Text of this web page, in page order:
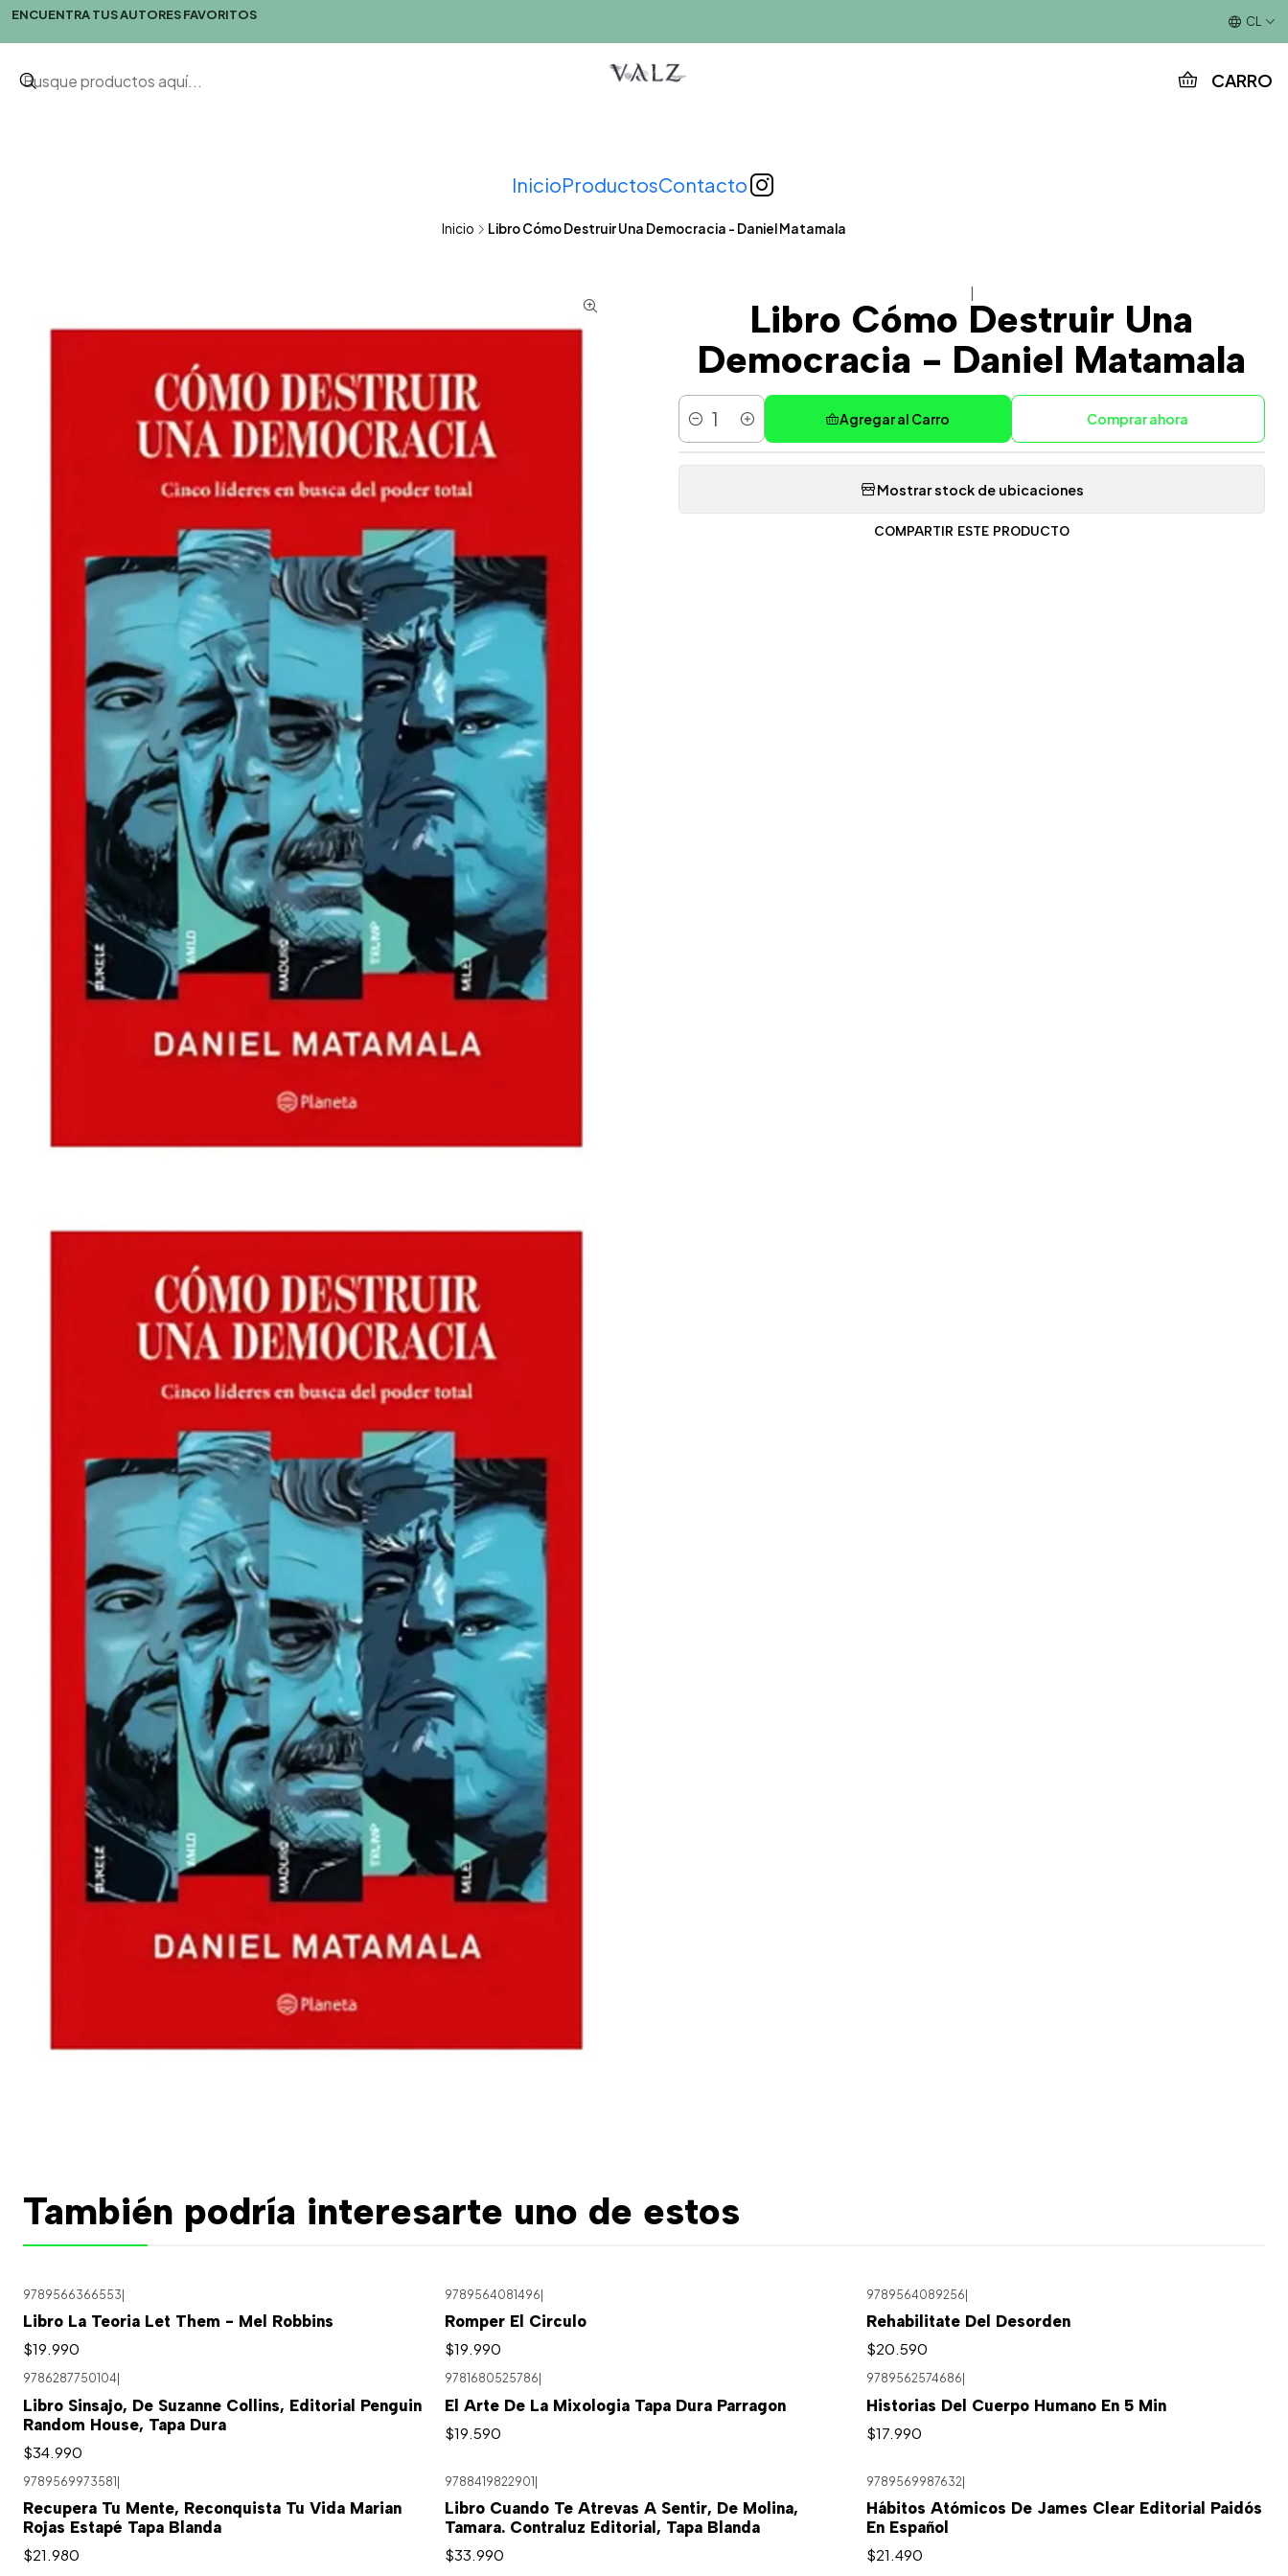
CARRO
InicioProductosContacto
ENCUENTRA TUS AUTORES FAVORITOS CL
Inicio Libro Cómo Destruir Una Democracia - Daniel Matamala
Libro Cómo Destruir Una
Democracia - Daniel Matamala
Cantidad
Agregar al Carro Comprar ahora
Mostrar stock de ubicaciones
COMPARTIR ESTE PRODUCTO
También podría interesarte uno de estos
9789566366553
Libro La Teoria Let Them - Mel Robbins
$19.990
9789564081496
Romper El Circulo
$19.990
9789564089256
Rehabilitate Del Desorden
$20.590
9786287750104
Libro Sinsajo, De Suzanne Collins, Editorial Penguin
Random House, Tapa Dura
$34.990
9781680525786
El Arte De La Mixologia Tapa Dura Parragon
$19.590
9789562574686
Historias Del Cuerpo Humano En 5 Min
$17.990
9789569973581
Recupera Tu Mente, Reconquista Tu Vida Marian
Rojas Estapé Tapa Blanda
$21.980
9788419822901
Libro Cuando Te Atrevas A Sentir, De Molina,
Tamara. Contraluz Editorial, Tapa Blanda
$33.990
9789569987632
Hábitos Atómicos De James Clear Editorial Paidós
En Español
$21.490